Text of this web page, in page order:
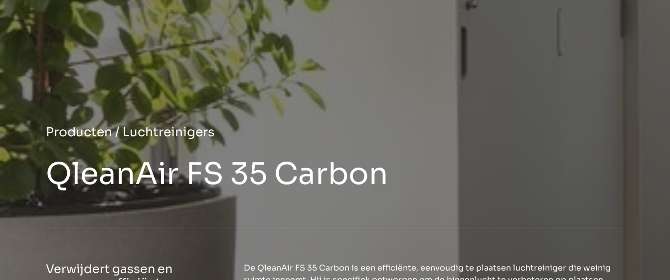
Producten/Luchtreinigers
QleanAir FS 35 Carbon
Verwijdert gassen en
De QleanAir FS 35 Carbon is een efficiënte, eenvoudig te plaatsen luchtreiniger die weinig